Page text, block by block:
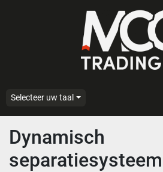
Selecteer uw taal
Dynamisch
separatiesysteem